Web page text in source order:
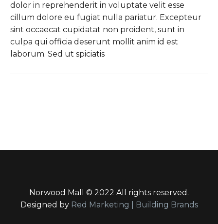
dolor in reprehenderit in voluptate velit esse
cillum dolore eu fugiat nulla pariatur. Excepteur
sint occaecat cupidatat non proident, sunt in
culpa qui officia deserunt mollit anim id est
laborum. Sed ut spiciatis
Norwood Mall © 2022 All rights reserved.
Designed by Red Marketing | Building Brands